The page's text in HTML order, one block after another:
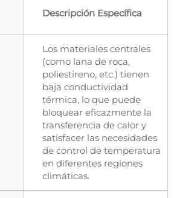
Descripción Específica
Los materiales centrales
(como lana de roca,
poliestireno, etc.) tienen
baja conductividad
térmica, lo que puede
bloquear eficazmente la
transferencia de calor y
satisfacer las necesidades
de control de temperatura
en diferentes regiones
climáticas.